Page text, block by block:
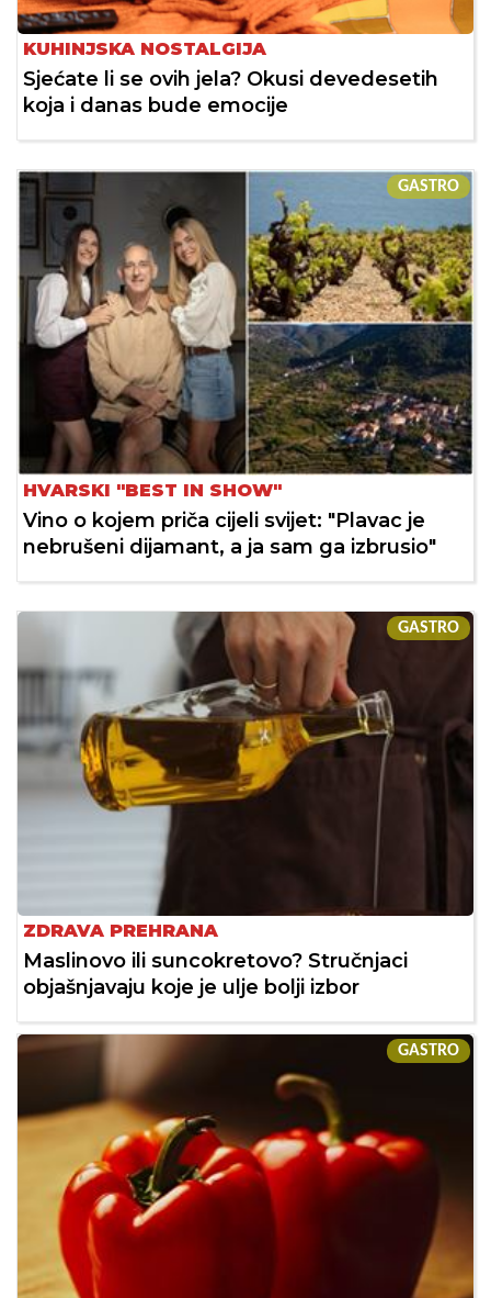
KUHINJSKA NOSTALGIJA
Sjećate li se ovih jela? Okusi devedesetih
koja i danas bude emocije
GASTRO
HVARSKI "BEST IN SHOW"
Vino o kojem priča cijeli svijet: "Plavac je
nebrušeni dijamant, a ja sam ga izbrusio"
GASTRO
ZDRAVA PREHRANA
Maslinovo ili suncokretovo? Stručnjaci
objašnjavaju koje je ulje bolji izbor
GASTRO